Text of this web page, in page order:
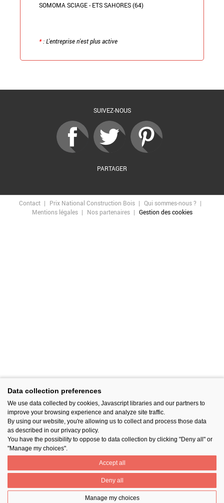
SOMOMA SCIAGE - ETS SAHORES (64)
*: L'entreprise n'est plus active
SUIVEZ-NOUS
PARTAGER
Contact Prix National Construction Bois
Qui sommes-nous ?
Mentions légales
Nos partenaires Gestion des cookies
Data collection preferences
We use data collected by cookies, Javascript libraries and our partners to
improve your browsing experience and analyze site traffic.
By using our website, you're allowing us to collect and process those data
as described in our privacy policy.
You have the possibility to oppose to data collection by clicking "Deny all" or
"Manage my choices".
Accept all
Deny all
Manage my choices